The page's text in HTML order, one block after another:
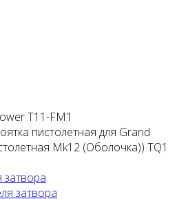
T11-FM1
пистолетная для Grand
Mk12 (Оболочка)) ТQ1